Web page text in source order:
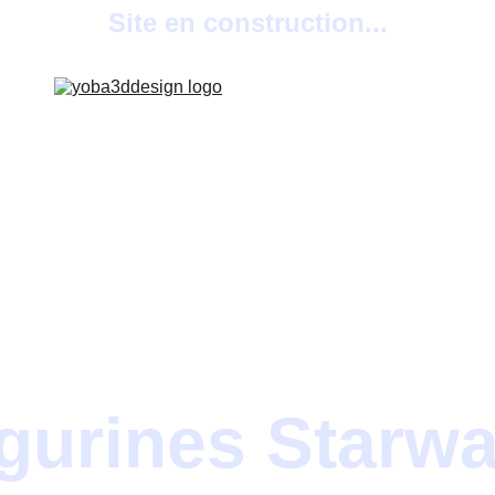
Site en construction...